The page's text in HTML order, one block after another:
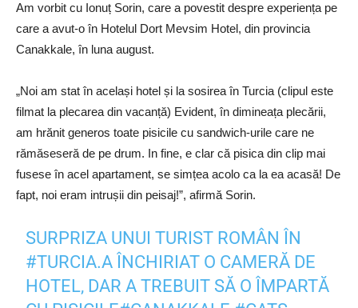
Am vorbit cu Ionuț Sorin, care a povestit despre experiența pe
care a avut-o în Hotelul Dort Mevsim Hotel, din provincia
Canakkale, în luna august.
„Noi am stat în același hotel și la sosirea în Turcia (clipul este
filmat la plecarea din vacanță) Evident, în dimineața plecării,
am hrănit generos toate pisicile cu sandwich-urile care ne
rămăseseră de pe drum. In fine, e clar că pisica din clip mai
fusese în acel apartament, se simțea acolo ca la ea acasă! De
fapt, noi eram intrușii din peisaj!”, afirmă Sorin.
SURPRIZA UNUI TURIST ROMÂN ÎN
#TURCIA.A ÎNCHIRIAT O CAMERĂ DE
HOTEL, DAR A TREBUIT SĂ O ÎMPARTĂ